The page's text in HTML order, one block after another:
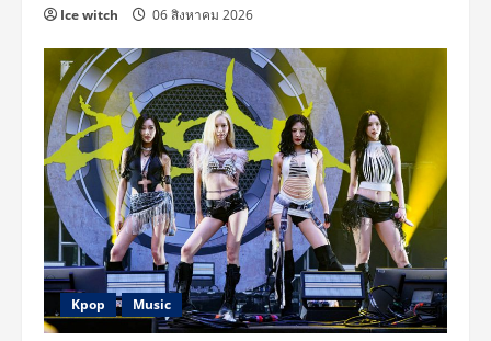
Ice witch 06 สิงหาคม 2026
Kpop Music